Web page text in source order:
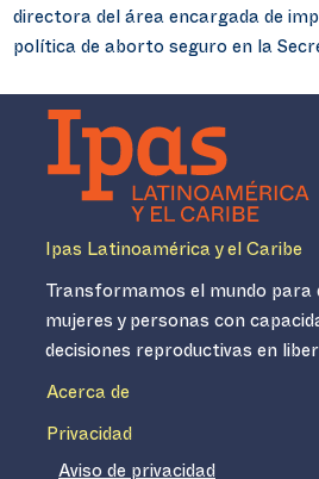
directora del área encargada de
política de aborto seguro en la
Ipas Latinoamérica y el Caribe
Transformamos el mundo para
mujeres y personas con
decisiones reproductivas en
Acerca de
Privacidad
Aviso de privacidad